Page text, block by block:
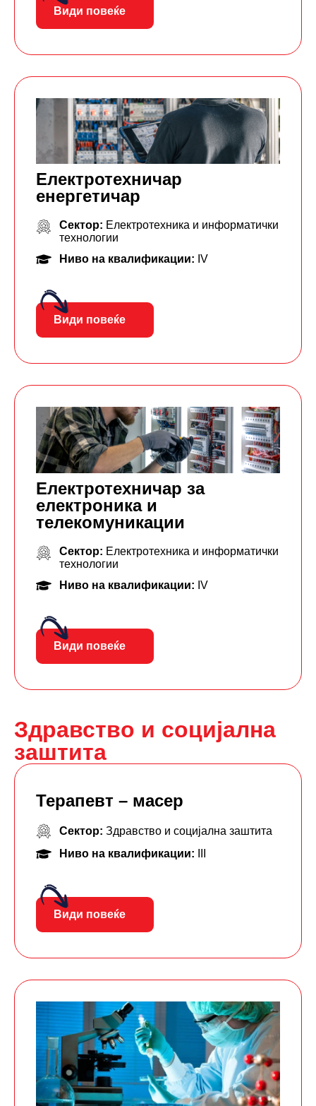
Види повеќе
Електротехничар
енергетичар
Сектор: Електротехника и информатички
технологии
Ниво на квалификации: IV
Види повеќе
Електротехничар за
електроника и
телекомуникации
Сектор: Електротехника и информатички
технологии
Ниво на квалификации: IV
Види повеќе
Здравство и социјална
заштита
Терапевт – масер
Сектор: Здравство и социјална заштита
Ниво на квалификации:
Види повеќе